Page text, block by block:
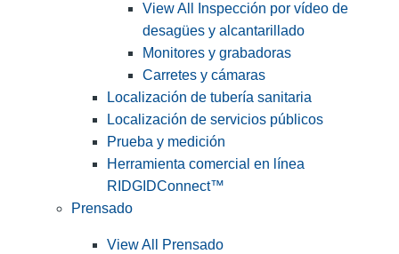
View All Inspección por vídeo de
desagües y alcantarillado
Monitores y grabadoras
Carretes y cámaras
Localización de tubería sanitaria
Localización de servicios públicos
Prueba y medición
Herramienta comercial en línea
RIDGIDConnect™
Prensado
View All Prensado